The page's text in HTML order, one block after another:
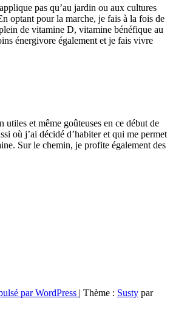
pas qu’au jardin ou aux cultures
optant pour la marche, je fais à la fois de
de vitamine D, vitamine bénéfique au
énergivore également et je fais vivre
utiles et même goûteuses en ce début de
où j’ai décidé d’habiter et qui me permet
Sur le chemin, je profite également des
par WordPress | Thème : Susty par